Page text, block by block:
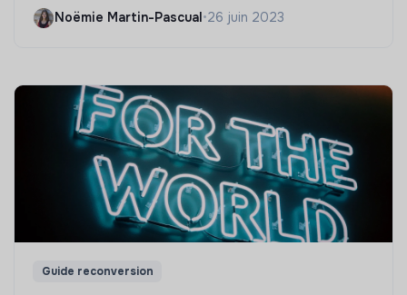
Noëmie Martin-Pascual•26 juin 2023
Guide reconversion